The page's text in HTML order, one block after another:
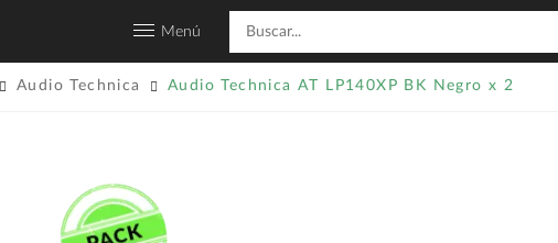
Menú
Audio Technica Audio Technica AT LP140XP BK Negro x 2